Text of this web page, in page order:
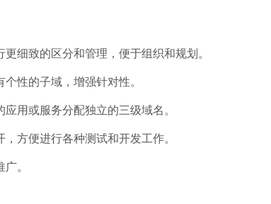
细致的区分和管理，便于组织和规划。
性的子域，增强针对性。
用或服务分配独立的三级域名。
方便进行各种测试和开发工作。
。